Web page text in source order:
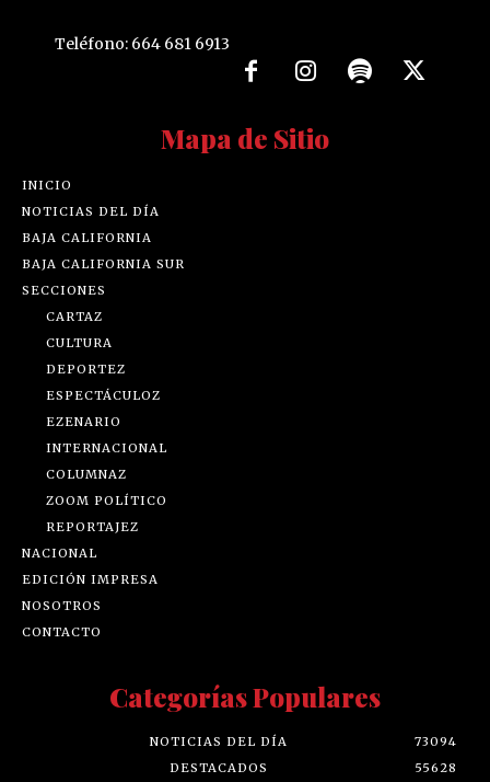
Teléfono: 664 681 6913
Mapa de Sitio
INICIO
NOTICIAS DEL DÍA
BAJA CALIFORNIA
BAJA CALIFORNIA SUR
SECCIONES
CARTAZ
CULTURA
DEPORTEZ
ESPECTÁCULOZ
EZENARIO
INTERNACIONAL
COLUMNAZ
ZOOM POLÍTICO
REPORTAJEZ
NACIONAL
EDICIÓN IMPRESA
NOSOTROS
CONTACTO
Categorías Populares
NOTICIAS DEL DÍA
73094
DESTACADOS
55628